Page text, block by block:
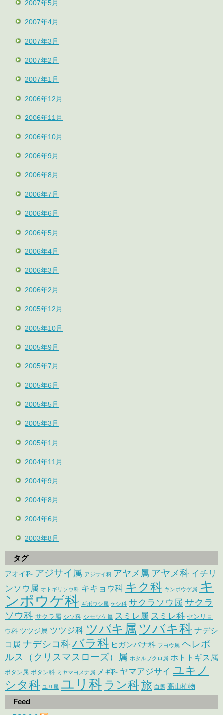
2007年5月
2007年4月
2007年3月
2007年2月
2007年1月
2006年12月
2006年11月
2006年10月
2006年9月
2006年8月
2006年7月
2006年6月
2006年5月
2006年4月
2006年3月
2006年2月
2005年12月
2005年10月
2005年9月
2005年7月
2005年6月
2005年5月
2005年3月
2005年1月
2004年11月
2004年9月
2004年8月
2004年6月
2003年8月
タグ
アオイ科 アジサイ属 アジサイ科 アヤメ属 アヤメ科 イチリ
ンソウ属 オトギリソウ科 キキョウ科 キク科 キンポウゲ属 キ
ンポウゲ科 ギボウシ属 ケシ科 サクラソウ属 サクラ
ソウ科 サクラ属 シソ科 シモツケ属 スミレ属 スミレ科 センリョ
ウ科 ツツジ属 ツツジ科 ツバキ属 ツバキ科 ナデシ
コ属 ナデシコ科バラ科 ヒガンバナ科 フヨウ属 ヘレボ
ルス（クリスマスローズ）属 ホタルブクロ属 ホトトギス属
ボタン属 ボタン科 ミヤマヨメナ属 メギ科 ヤマアジサイ ユキノ
シタ科 ユリ属 ユリ科 ラン科旅 白馬 高山植物
Feed